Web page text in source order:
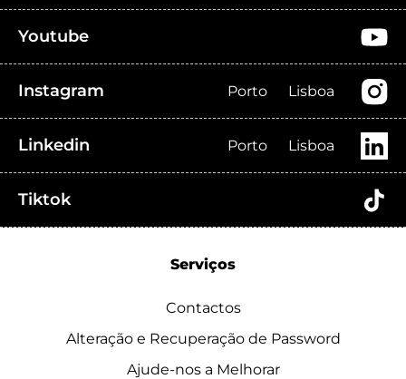
Youtube
Instagram Porto Lisboa
Linkedin Porto Lisboa
Tiktok
Serviços
Contactos
Alteração e Recuperação de Password
Ajude-nos a Melhorar